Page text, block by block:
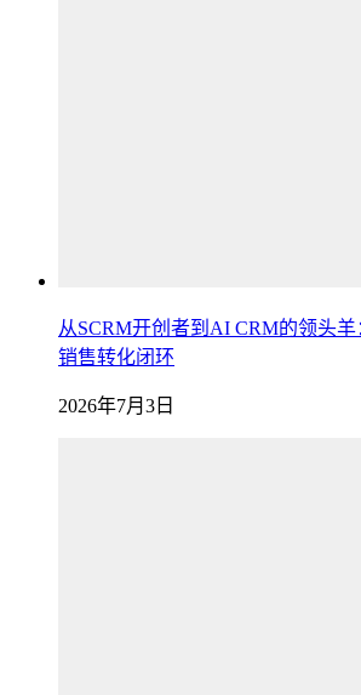
从SCRM开创者到AI CRM的领头
销售转化闭环
2026年7月3日